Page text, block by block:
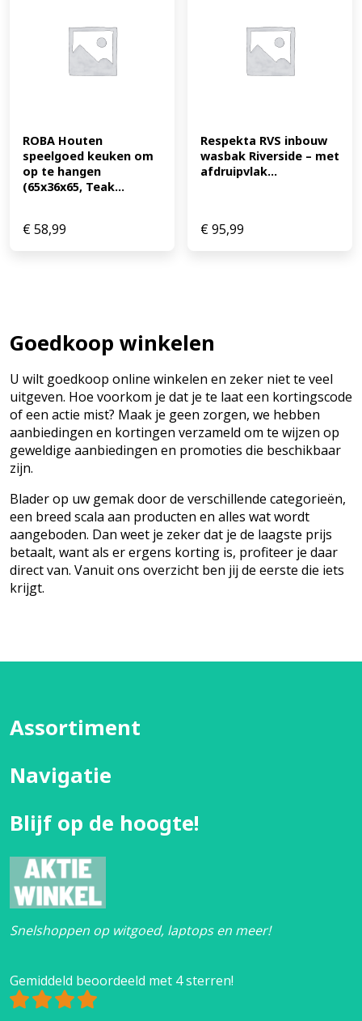
ROBA Houten
speelgoed keuken om
op te hangen
(65x36x65, Teak...
€58,99
Respekta RVS inbouw
wasbak Riverside – met
afdruipvlak...
€95,99
Goedkoop winkelen
U wilt goedkoop online winkelen en zeker niet te veel
uitgeven. Hoe voorkom je dat je te laat een kortingscode
of een actie mist? Maak je geen zorgen, we hebben
aanbiedingen en kortingen verzameld om te wijzen op
geweldige aanbiedingen en promoties die beschikbaar
zijn.
Blader op uw gemak door de verschillende categorieën,
een breed scala aan producten en alles wat wordt
aangeboden. Dan weet je zeker dat je de laagste prijs
betaalt, want als er ergens korting is, profiteer je daar
direct van. Vanuit ons overzicht ben jij de eerste die iets
krijgt.
Assortiment
Navigatie
Blijf op de hoogte!
Snelshoppen op witgoed, laptops en meer!
Gemiddeld beoordeeld met 4 sterren!